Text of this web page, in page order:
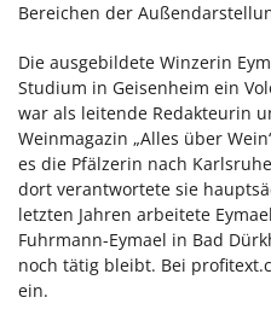
Bereichen der
Die ausgebildete Winzerin
Studium in Geisenheim ein
war als leitende Redakteurin
Weinmagazin „Alles über
es die Pfälzerin nach
dort verantwortete sie
letzten Jahren arbeitete
Fuhrmann-Eymael in Bad
noch tätig bleibt. Bei
ein.